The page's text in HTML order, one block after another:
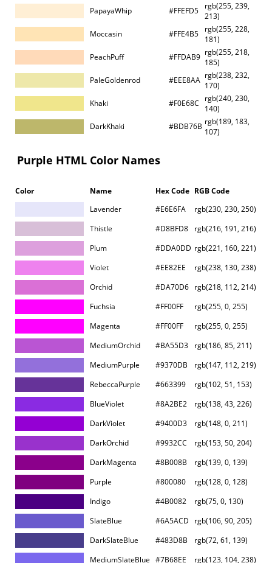
PapayaWhip
#FFEFD5
rgb(255, 239,
213)
Moccasin
#FFE4B5
rgb(255, 228,
181)
PeachPuff
#FFDAB9 rgb(255, 218,
185)
PaleGoldenrod
#EEE8AA rgb(238, 232,
170)
Khaki
#F0E68C
rgb(240, 230,
140)
DarkKhaki
#BDB76B rgb(189, 183,
107)
Purple HTML Color Names
Color Name Hex Code RGB Code
Lavender
#E6E6FA
rgb(230, 230, 250)
Thistle
#D8BFD8
rgb(216, 191, 216)
Plum
#DDA0DD rgb(221, 160, 221)
Violet
#EE82EE
rgb(238, 130, 238)
Orchid
#DA70D6 rgb(218, 112, 214)
Fuchsia
#FF00FF
rgb(255, 0, 255)
Magenta
#FF00FF
rgb(255, 0, 255)
MediumOrchid
#BA55D3
rgb(186, 85, 211)
MediumPurple
#9370DB
rgb(147, 112, 219)
RebeccaPurple
#663399
rgb(102, 51, 153)
BlueViolet
#8A2BE2
rgb(138, 43, 226)
DarkViolet
#9400D3
rgb(148, 0, 211)
DarkOrchid
#9932CC
rgb(153, 50, 204)
DarkMagenta
#8B008B
rgb(139, 0, 139)
Purple
#800080
rgb(128, 0, 128)
Indigo
#4B0082
rgb(75, 0, 130)
SlateBlue
#6A5ACD
rgb(106, 90, 205)
DarkSlateBlue
#483D8B
rgb(72, 61, 139)
MediumSlateBlue #7B68EE rgb(123, 104, 238)